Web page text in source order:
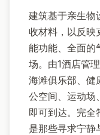
建筑基于亲生物
收材料，以反映
能功能、全面的
场。由1酒店管
海滩俱乐部、健
公空间、运动场
即可到达。完全
是那些寻求宁静